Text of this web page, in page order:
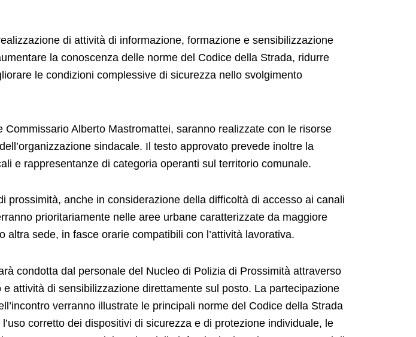
di attività di informazione, formazione e sensibilizzazione
la conoscenza delle norme del Codice della Strada, ridurre
le condizioni complessive di sicurezza nello svolgimento
Alberto Mastromattei, saranno realizzate con le risorse
sindacale. Il testo approvato prevede inoltre la
e rappresentanze di categoria operanti sul territorio comunale.
anche in considerazione della difficoltà di accesso ai canali
prioritariamente nelle aree urbane caratterizzate da maggiore
sede, in fasce orarie compatibili con l’attività lavorativa.
condotta dal personale del Nucleo di Polizia di Prossimità attraverso
attività di sensibilizzazione direttamente sul posto. La partecipazione
verranno illustrate le principali norme del Codice della Strada
corretto dei dispositivi di sicurezza e di protezione individuale, le